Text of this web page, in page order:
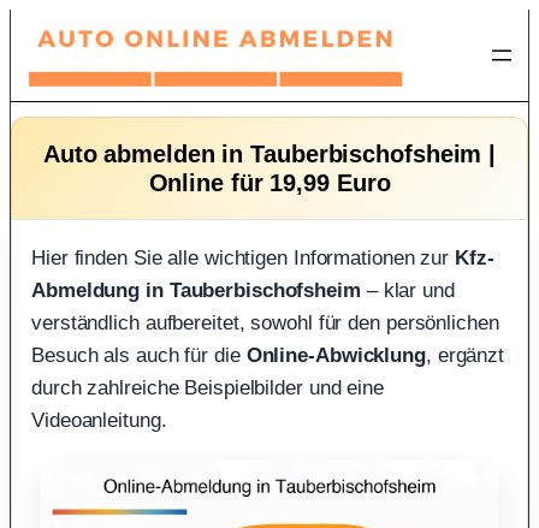
Zum
springen
Auto abmelden in Tauberbischofsheim |
Online für 19,99 Euro
Hier finden Sie alle wichtigen Informationen zur Kfz-
Abmeldung in Tauberbischofsheim – klar und
verständlich aufbereitet, sowohl für den persönlichen
Besuch als auch für die Online-Abwicklung, ergänzt
durch zahlreiche Beispielbilder und eine
Videoanleitung.